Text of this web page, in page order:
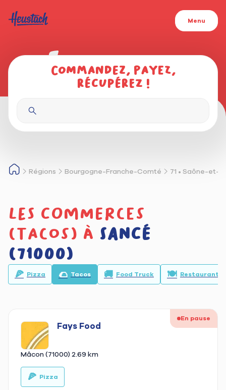
Menu
Commandez, payez,
récupérez !
Régions Bourgogne-Franche-Comté 71 • Saône-et-
Les commerces
(tacos) à Sancé
(71000)
🍕 Pizza 🌮 Tacos 🚚 Food Truck 🍽️ Restaurant
En pause
Fays Food
Mâcon (71000) 2.69 km
🍕 Pizza